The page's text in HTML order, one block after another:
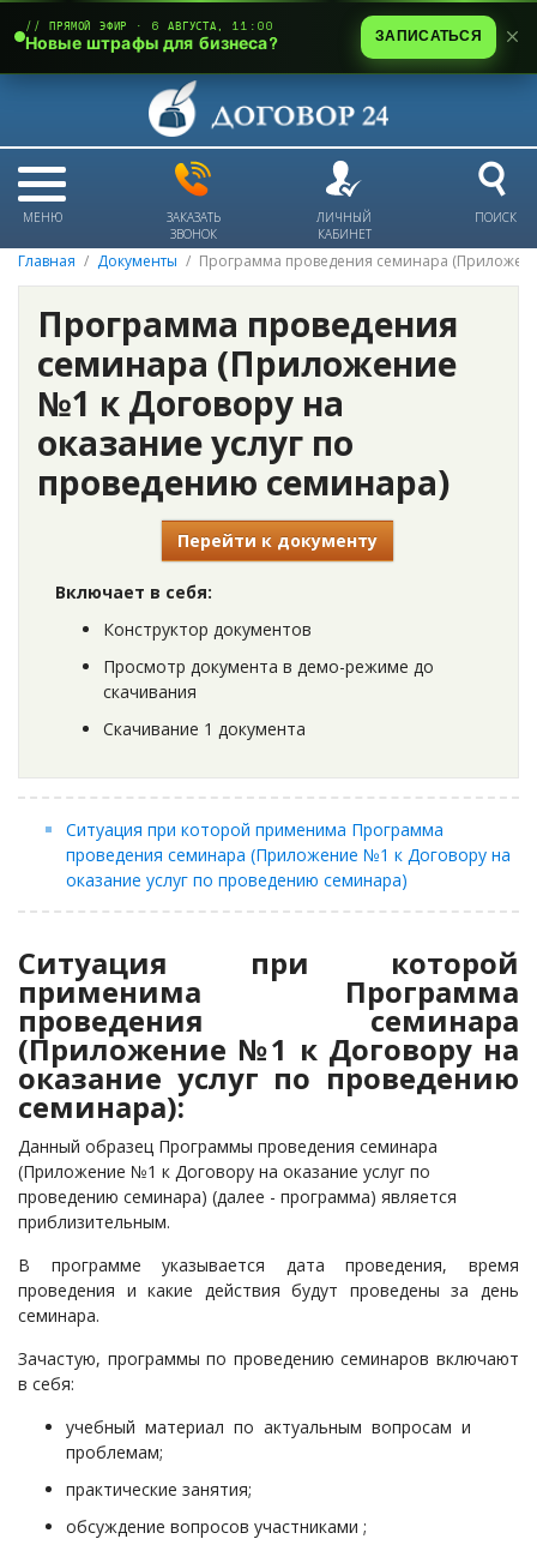
МЕНЮ
ЗАКАЗАТЬ
ЗВОНОК
ЛИЧНЫЙ
КАБИНЕТ
ПОИСК
Главная Документы Программа проведения семинара
Программа проведения
семинара (Приложение
№1 к Договору на
оказание услуг по
проведению семинара)
Перейти к документу
Включает в себя:
Конструктор документов
Просмотр документа в демо-режиме до
скачивания
Скачивание 1 документа
Ситуация при которой применима Программа
проведения семинара (Приложение №1 к Договору на
оказание услуг по проведению семинара)
Ситуация при которой
применима Программа
проведения семинара
(Приложение №1 к Договору на
оказание услуг по проведению
семинара):
Данный образец Программы проведения семинара
(Приложение №1 к Договору на оказание услуг по
проведению семинара) (далее - программа) является
приблизительным.
В программе указывается дата проведения, время
проведения и какие действия будут проведены за день
семинара.
Зачастую, программы по проведению семинаров включают
в себя:
учебный материал по актуальным вопросам и
проблемам;
практические занятия;
обсуждение вопросов участниками ;
// ПРЯМОЙ ЭФИР · 6 АВГУСТА, 11:00
Новые штрафы для бизнеса? ЗАПИСАТЬСЯ